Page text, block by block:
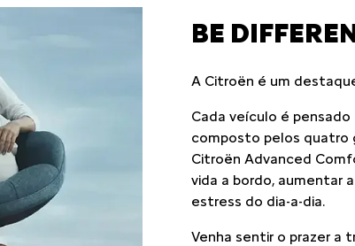
BE
A Citroën é um
Cada veículo é
composto pelos quatro
Citroën Advanced
vida a bordo, aumentar
estress do dia-a-dia.
Venha sentir o prazer a